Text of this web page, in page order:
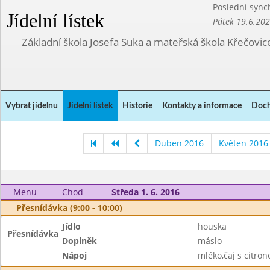
Jídelní lístek
Poslední
Pátek
Základní škola Josefa Suka a mateřská škola
Vybrat jídelnu Jídelní lístek Historie Kontakty a informace
Duben 2016 Květen 2016
Menu Chod
Středa 1. 6. 2016
Přesnídávka (9:00 - 10:00)
Přesnídávka
Jídlo
houska
Doplněk
máslo
Nápoj
mléko,čaj s